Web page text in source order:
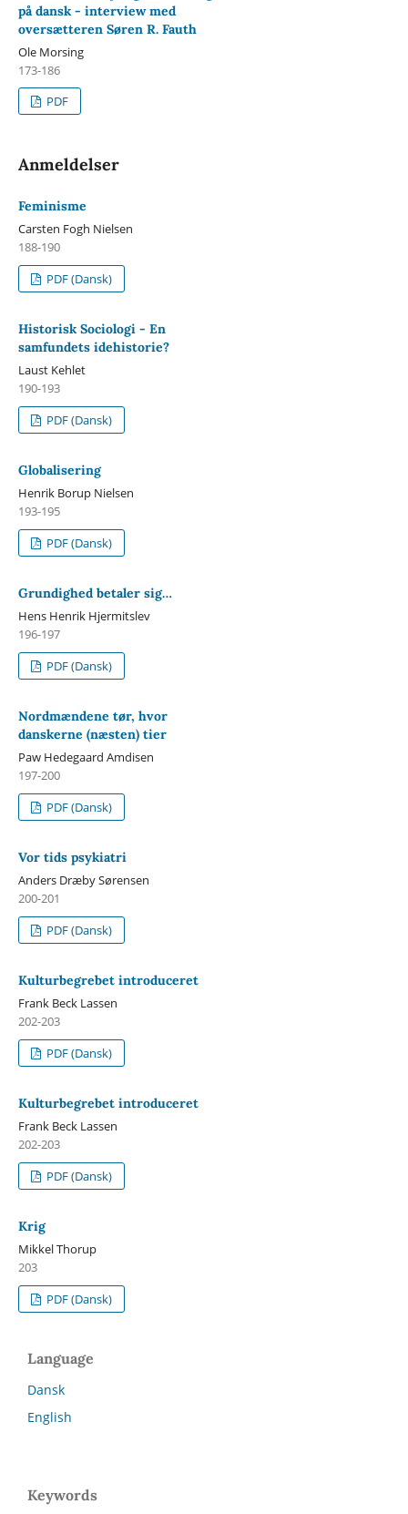
på dansk - interview med
oversætteren Søren R. Fauth
Ole Morsing
173-186
PDF
Anmeldelser
Feminisme
Carsten Fogh Nielsen
188-190
PDF (Dansk)
Historisk Sociologi - En
samfundets idehistorie?
Laust Kehlet
190-193
PDF (Dansk)
Globalisering
Henrik Borup Nielsen
193-195
PDF (Dansk)
Grundighed betaler sig…
Hens Henrik Hjermitslev
196-197
PDF (Dansk)
Nordmændene tør, hvor
danskerne (næsten) tier
Paw Hedegaard Amdisen
197-200
PDF (Dansk)
Vor tids psykiatri
Anders Dræby Sørensen
200-201
PDF (Dansk)
Kulturbegrebet introduceret
Frank Beck Lassen
202-203
PDF (Dansk)
Kulturbegrebet introduceret
Frank Beck Lassen
202-203
PDF (Dansk)
Krig
Mikkel Thorup
203
PDF (Dansk)
Language
Dansk
English
Keywords